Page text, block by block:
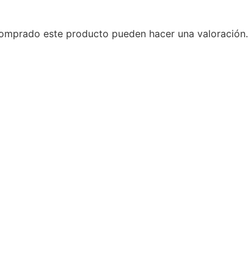
este producto pueden hacer una valoración.